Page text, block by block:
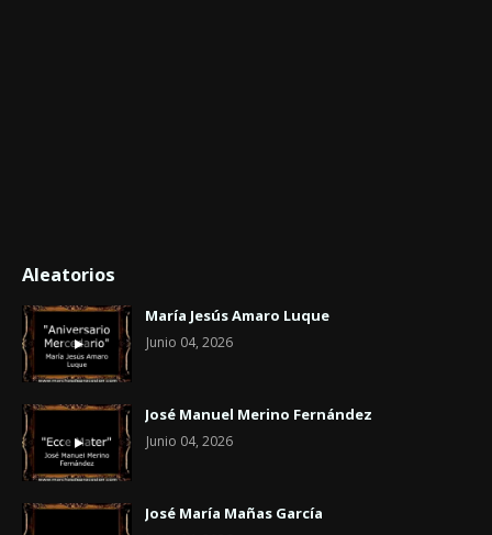
Aleatorios
María Jesús Amaro Luque
Junio 04, 2026
José Manuel Merino Fernández
Junio 04, 2026
José María Mañas García